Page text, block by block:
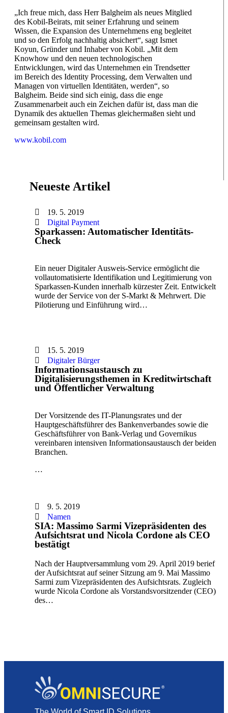
„Ich freue mich, dass Herr Balgheim als neues Mitglied
des Kobil-Beirats, mit seiner Erfahrung und seinem
Wissen, die Expansion des Unternehmens eng begleitet
und so den Erfolg nachhaltig absichert“, sagt Ismet
Koyun, Gründer und Inhaber von Kobil. „Mit dem
Knowhow und den neuen technologischen
Entwicklungen, wird das Unternehmen ein Trendsetter
im Bereich des Identity Processing, dem Verwalten und
Managen von virtuellen Identitäten, werden“, so
Balgheim. Beide sind sich einig, dass die enge
Zusammenarbeit auch ein Zeichen dafür ist, dass man die
Dynamik des aktuellen Themas gleichermaßen sieht und
gemeinsam gestalten wird.
www.kobil.com
Neueste Artikel
19. 5. 2019
Digital Payment
Sparkassen: Automatischer Identitäts-
Check
Ein neuer Digitaler Ausweis-Service ermöglicht die
vollautomatisierte Identifikation und Legitimierung von
Sparkassen-Kunden innerhalb kürzester Zeit. Entwickelt
wurde der Service von der S-Markt & Mehrwert. Die
Pilotierung und Einführung wird…
15. 5. 2019
Digitaler Bürger
Informationsaustausch zu
Digitalisierungsthemen in Kreditwirtschaft
und Öffentlicher Verwaltung
Der Vorsitzende des IT-Planungsrates und der
Hauptgeschäftsführer des Bankenverbandes sowie die
Geschäftsführer von Bank-Verlag und Governikus
vereinbaren intensiven Informationsaustausch der beiden
Branchen.
…
9. 5. 2019
Namen
SIA: Massimo Sarmi Vizepräsidenten des
Aufsichtsrat und Nicola Cordone als CEO
bestätigt
Nach der Hauptversammlung vom 29. April 2019 berief
der Aufsichtsrat auf seiner Sitzung am 9. Mai Massimo
Sarmi zum Vizepräsidenten des Aufsichtsrats. Zugleich
wurde Nicola Cordone als Vorstandsvorsitzender (CEO)
des…